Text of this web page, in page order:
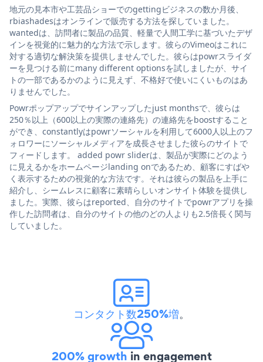
地元の見本市や工芸品ショーでのgettingビジネスの数か月後、
rbiashadesはオンラインで販売する方法を探していました。
wantedは、訪問者に製品の品質、軽量で人間工学に基づいたデザ
インを視覚的に魅力的な方法で示します。彼らのVimeoはこれに
対する適切な解決策を提供しませんでした。彼らはpowrスライダ
ーを見つける前にmany different optionsを試しましたが、サイ
トの一部であるかのように見えず、不格好で使いにくいものはあ
りませんでした。
Powrポップアップでサインアップしたjust monthsで、彼らは
250％以上（600以上の実際の連絡先）の連絡先をboostすること
ができ、constantlyはpowrソーシャルを利用して6000人以上のフ
ォロワーにソーシャルメディアを成長させました彼らのサイトで
フィードします。 added powr sliderは、製品が実際にどのよう
に見えるかをホームページlanding onであるため、顧客にすばや
く表示するための視覚的な方法です。それは彼らの製品を上手に
紹介し、シームレスに顧客に素晴らしいオンサイト体験を提供し
ました。実際、彼らはreported、自分のサイトでpowrアプリを操
作した訪問者は、自分のサイトの他のどの人よりも2.5倍長く関与
していました。
コンタクト数250%増。
200% growth in engagement